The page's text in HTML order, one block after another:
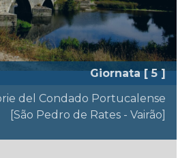
Giornata [ 5 ]
del Condado Portucalense
[São Pedro de Rates - Vairão]